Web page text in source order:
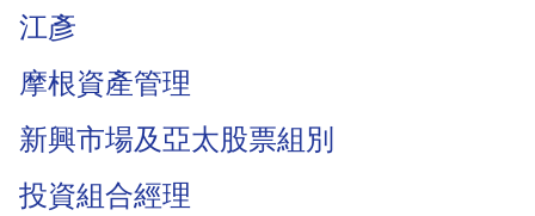
江彥
摩根資產管理
新興市場及亞太股票組別
投資組合經理